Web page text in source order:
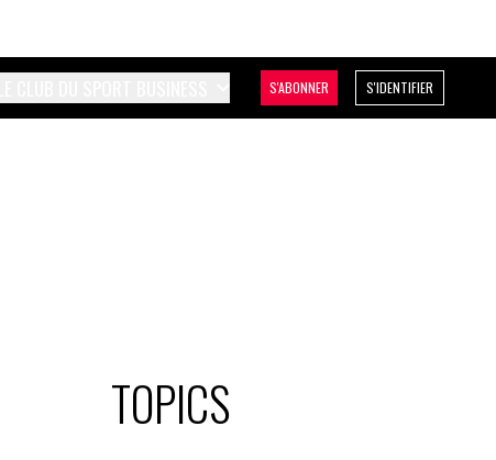
S'ABONNER S'IDENTIFIER
TOPICS